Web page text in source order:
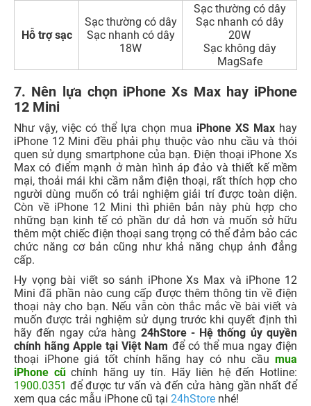
Hỗ trợ sạc
Sạc thường có dây
Sạc nhanh có dây
18W
Sạc thường có dây
Sạc nhanh có dây
20W
Sạc không dây
MagSafe
7. Nên lựa chọn iPhone Xs Max hay iPhone
12 Mini
Như vậy, việc có thể lựa chọn mua iPhone XS Maxhay
iPhone 12 Mini đều phải phụ thuộc vào nhu cầu và thói
quen sử dụng smartphone của bạn. Điện thoại iPhone Xs
Max có điểm mạnh ở màn hình áp đảo và thiết kế mềm
mại, thoải mái khi cầm nắm điện thoại, rất thích hợp cho
người dùng muốn có trải nghiệm giải trí được toàn diện.
Còn về iPhone 12 Mini thì phiên bản này phù hợp cho
những bạn kinh tế có phần dư dả hơn và muốn sở hữu
thêm một chiếc điện thoại sang trọng có thể đảm bảo các
chức năng cơ bản cũng như khả năng chụp ảnh đẳng
cấp.
Hy vọng bài viết so sánh iPhone Xs Max và iPhone 12
Mini đã phần nào cung cấp được thêm thông tin về điện
thoại này cho bạn. Nếu vẫn còn thắc mắc về bài viết và
muốn được trải nghiệm sử dụng trước khi quyết định thì
hãy đến ngay cửa hàng 24hStore - Hệ thống ủy quyền
chính hãng Apple tại Việt Nam để có thể mua ngay điện
thoại iPhone giá tốt chính hãng hay có nhu cầu mua
iPhone cũchính hãng uy tín. Hãy liên hệ đến Hotline:
1900.0351 để được tư vấn và đến cửa hàng gần nhất để
xem qua các mẫu iPhone cũ tại 24hStore nhé!